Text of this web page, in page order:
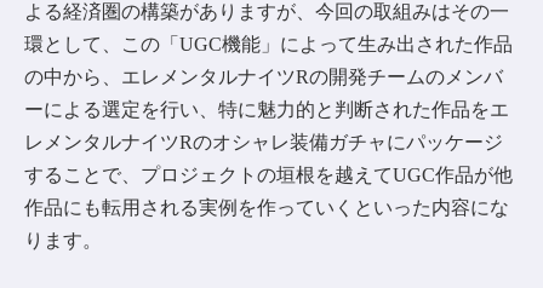
よる経済圏の構築がありますが、今回の取組みはその一
環として、この「UGC機能」によって生み出された作品
の中から、エレメンタルナイツRの開発チームのメンバ
ーによる選定を行い、特に魅力的と判断された作品をエ
レメンタルナイツRのオシャレ装備ガチャにパッケージ
することで、プロジェクトの垣根を越えてUGC作品が他
作品にも転用される実例を作っていくといった内容にな
ります。